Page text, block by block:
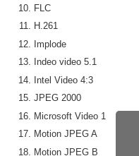
FLC
H.261
Implode
Indeo video 5.1
Intel Video 4:3
JPEG 2000
Microsoft Video 1
Motion JPEG A
Motion JPEG B